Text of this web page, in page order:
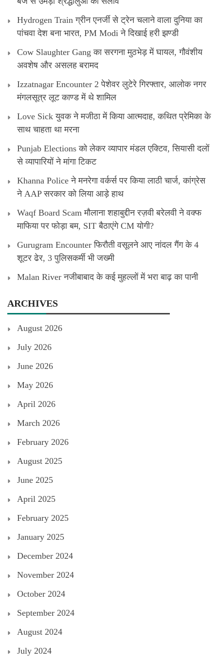
Hydrogen Train ग्रीन एनर्जी से ट्रेन चलाने वाला दुनिया का
पांचवा देश बना भारत, PM Modi ने दिखाई हरी झण्डी
Cow Slaughter Gang का सरगना मुठभेड़ में घायल, गौवंशीय
अवशेष और असलह बरामद
Izzatnagar Encounter 2 पेशेवर लुटेरे गिरफ्तार, आलोक नगर
मंगलसूत्र लूट काण्‍ड में थे शामिल
Love Sick युवक ने मजीठा में किया आत्मदाह, कथित प्रेमिका के
साथ चाहता था मरना
Punjab Elections को लेकर व्यापार मंडल एक्टिव, सियासी दलों
से व्यापारियों ने मांगा टिकट
Khanna Police ने मनरेगा वर्कर्स पर किया लाठी चार्ज, कांग्रेस
ने AAP सरकार को लिया आड़े हाथ
Waqf Board Scam मौलाना शहाबुद्दीन रज़वी बरेलवी ने वक्फ
माफिया पर फोड़ा बम, SIT बैठाएंगे CM योगी?
Gurugram Encounter फिरौती वसूलने आए नांदल गैंग के 4
शूटर ढेर, 3 पुलिसकर्मी भी जख्मी
Malan River नजीबाबाद के कई मुहल्लों में भरा बाढ़ का पानी
ARCHIVES
August 2026
July 2026
June 2026
May 2026
April 2026
March 2026
February 2026
August 2025
June 2025
April 2025
February 2025
January 2025
December 2024
November 2024
October 2024
September 2024
August 2024
July 2024